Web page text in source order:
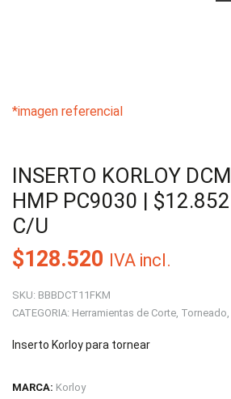
*imagen referencial
INSERTO KORLOY
HMP PC9030 |
C/U
$128.520 IVA incl.
SKU: BBBDCT11FKM
CATEGORIA: Herramientas de Corte, Torneado,
Inserto Korloy para tornear
MARCA: Korloy